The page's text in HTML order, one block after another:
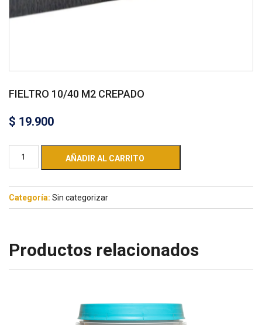
FIELTRO 10/40 M2 CREPADO
$ 19.900
AÑADIR AL CARRITO
Categoría: Sin categorizar
Productos relacionados